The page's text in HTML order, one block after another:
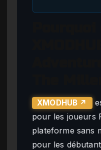
XMODHUB ↗
pour les joueurs
plateforme sans
pour les